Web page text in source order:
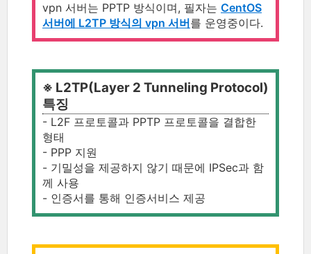
vpn 서버는 PPTP 방식이며, 필자는 CentOS
서버에 L2TP 방식의 vpn 서버를 운영중이다.
※ L2TP(Layer 2 Tunneling Protocol)
특징
- L2F 프로토콜과 PPTP 프로토콜을 결합한
형태
- PPP 지원
- 기밀성을 제공하지 않기 때문에 IPSec과 함
께 사용
- 인증서를 통해 인증서비스 제공